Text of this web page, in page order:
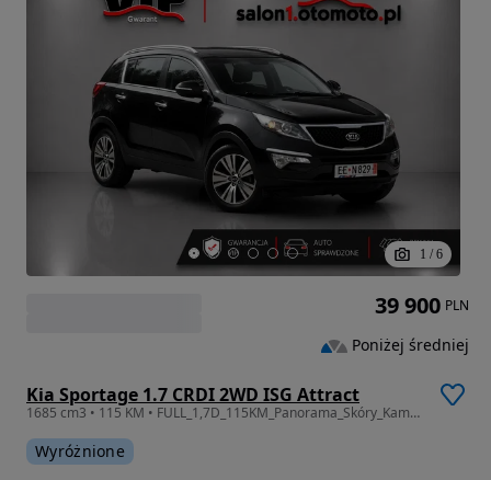
1 / 6
Kia Sportage 1.7 CRDI 2WD ISG Attract
1685 cm3 • 115 KM • FULL_1,7D_115KM_Panorama_Skóry_Kamera Navi_Gwarancj
Wyróżnione
39 900 PLN
Poniżej średniej